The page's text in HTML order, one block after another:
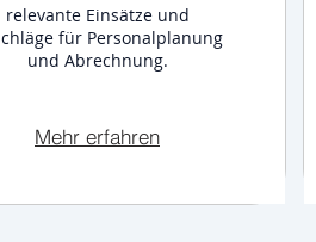
relevante Einsätze und
für Personalplanung
und Abrechnung.
Mehr erfahren